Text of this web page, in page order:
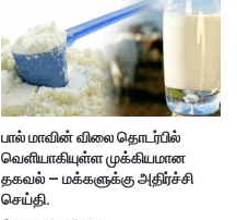
பால் மாவின் விலை தொடர்பில்
வெளியாகியுள்ள முக்கியமான
தகவல் – மக்களுக்கு அதிர்ச்சி
செய்தி.